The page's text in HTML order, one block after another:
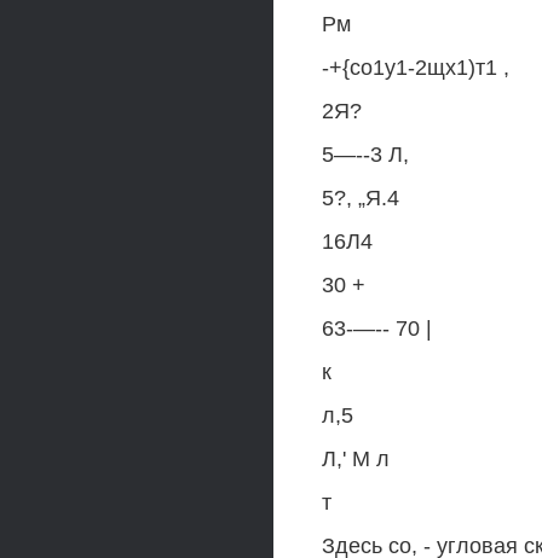
Рм
-+{со1у1-2щх1)т1 ,
2Я?
5—--3 Л,
5?, „Я.4
16Л4
30 +
63-—-- 70 |
к
л,5
Л,' М л
т
Здесь со, - угловая